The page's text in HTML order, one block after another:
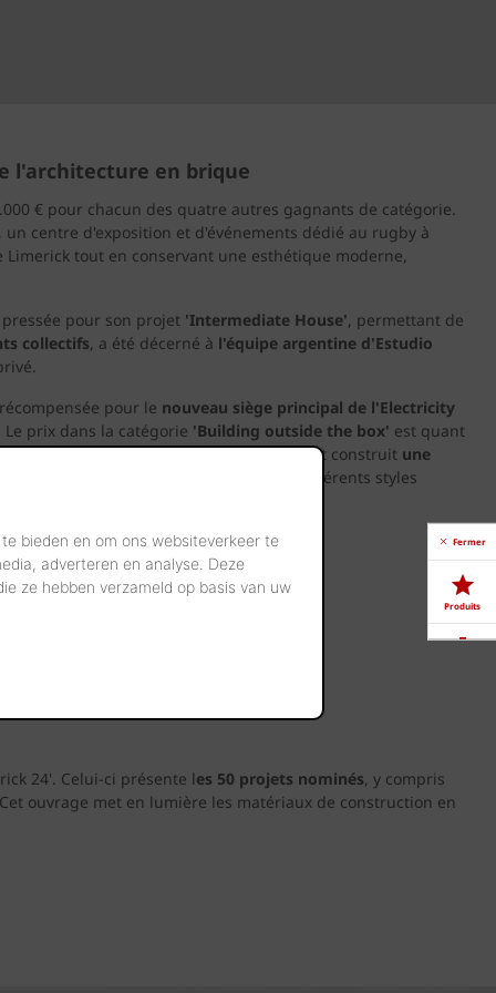
bieden en om ons websiteverkeer te
adverteren en analyse. Deze
ze hebben verzameld op basis van uw
l'architecture en brique
€ pour chacun des quatre autres gagnants de catégorie.
, un centre d'exposition et d'événements dédié au rugby à
Limerick tout en conservant une esthétique moderne,
pour son projet 'Intermediate House', permettant de
collectifs, a été décerné à l'équipe argentine d'Estudio
pour le nouveau siège principal de l'Electricity
prix dans la catégorie 'Building outside the box' est quant
et de design, ces studios associés ont construit une
, celle-ci qui guide les visiteurs à travers différents styles
24'. Celui-ci présente les 50 projets nominés, y compris
ouvrage met en lumière les matériaux de construction en
Fermer
Produits
Offres